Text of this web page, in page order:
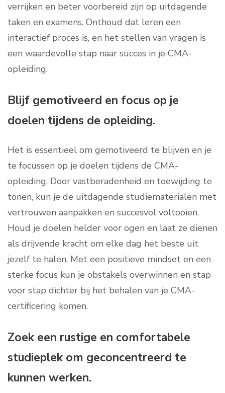
verrijken en beter voorbereid zijn op uitdagende
taken en examens. Onthoud dat leren een
interactief proces is, en het stellen van vragen is
een waardevolle stap naar succes in je CMA-
opleiding.
Blijf gemotiveerd en focus op je
doelen tijdens de opleiding.
Het is essentieel om gemotiveerd te blijven en je
te focussen op je doelen tijdens de CMA-
opleiding. Door vastberadenheid en toewijding te
tonen, kun je de uitdagende studiematerialen met
vertrouwen aanpakken en succesvol voltooien.
Houd je doelen helder voor ogen en laat ze dienen
als drijvende kracht om elke dag het beste uit
jezelf te halen. Met een positieve mindset en een
sterke focus kun je obstakels overwinnen en stap
voor stap dichter bij het behalen van je CMA-
certificering komen.
Zoek een rustige en comfortabele
studieplek om geconcentreerd te
kunnen werken.